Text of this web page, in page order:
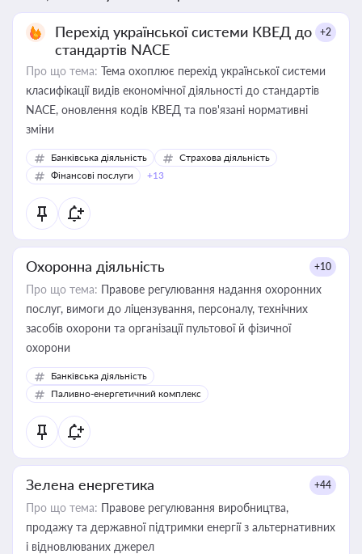
Перехід української системи КВЕД до
стандартів NACE
+2
Про що тема: Тема охоплює перехід української системи
класифікації видів економічної діяльності до стандартів
NACE, оновлення кодів КВЕД та пов'язані нормативні
зміни
Банківська діяльність
Страхова діяльність
Фінансові послуги
+13
Охоронна діяльність +10
Про що тема: Правове регулювання надання охоронних
послуг, вимоги до ліцензування, персоналу, технічних
засобів охорони та організації пультової й фізичної
охорони
Банківська діяльність
Паливно-енергетичний комплекс
Зелена енергетика +44
Про що тема: Правове регулювання виробництва,
продажу та державної підтримки енергії з альтернативних
і відновлюваних джерел